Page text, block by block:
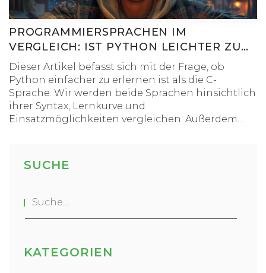
PROGRAMMIERSPRACHEN IM
VERGLEICH: IST PYTHON LEICHTER ZU
LERNEN ALS C?
Dieser Artikel befasst sich mit der Frage, ob
Python einfacher zu erlernen ist als die C-
Sprache. Wir werden beide Sprachen hinsichtlich
ihrer Syntax, Lernkurve und
Einsatzmöglichkeiten vergleichen. Außerdem
Programmiersprachen beginnen können. Ziel ist
es, Einsteigern eine Orientierungshilfe zu bieten
Komplexität von Programmiersprachen
aufzuklären.
SUCHE
KATEGORIEN